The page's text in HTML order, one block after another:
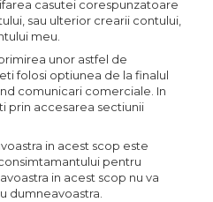
casutei corespunzatoare
sau ulterior crearii contului,
meu.
unor astfel de
folosi optiunea de la finalul
comunicari comerciale. In
prin accesarea sectiunii
in acest scop este
pentru
in acest scop nu va
dumneavoastra.